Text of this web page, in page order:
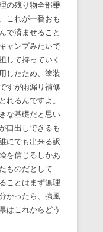
の残り物全部乗
これが一番おも
で済ませること
ャンプみたいで
して持っていく
したため、塗装
すが雨漏り補修
れるんですよ。
な基礎だと思い
口出しできるも
にでも出来る訳
を信じるしかあ
ものだとして
ことはまず無理
かったら、強風
はこれからどう